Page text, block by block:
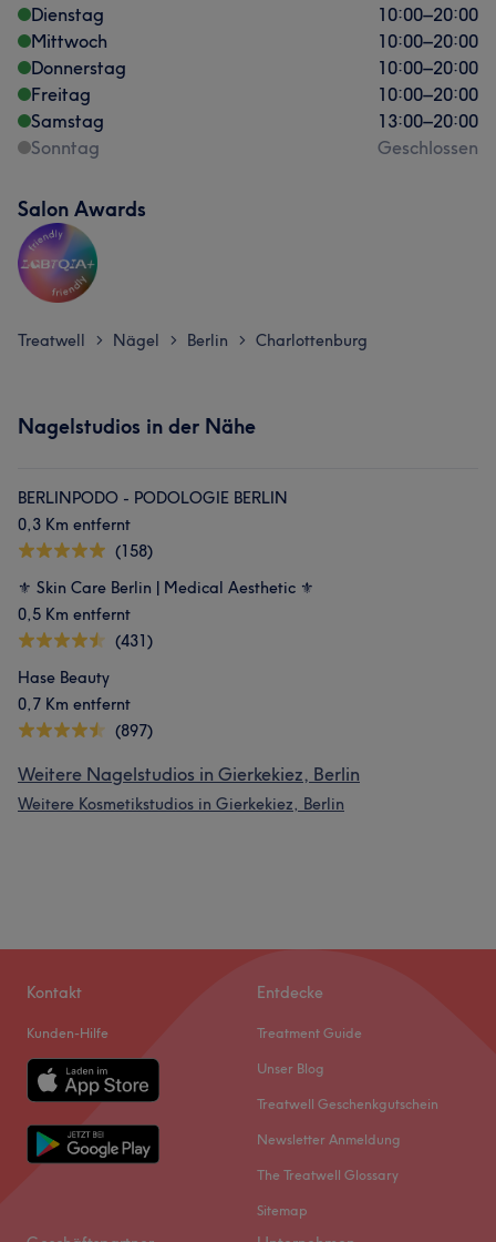
Dienstag
10:00–20:00
Mittwoch
10:00–20:00
Donnerstag
10:00–20:00
Freitag
10:00–20:00
Samstag
13:00–20:00
Sonntag
Geschlossen
Salon Awards
Treatwell > Nägel > Berlin > Charlottenburg
Nagelstudios in der Nähe
BERLINPODO - PODOLOGIE BERLIN
0,3 Km entfernt
(158)
⚜️ Skin Care Berlin | Medical Aesthetic ⚜️
0,5 Km entfernt
(431)
Hase Beauty
0,7 Km entfernt
(897)
Weitere Nagelstudios in Gierkekiez, Berlin
Weitere Kosmetikstudios in Gierkekiez, Berlin
Kontakt
Kunden-Hilfe
Entdecke
Treatment Guide
Unser Blog
Treatwell Geschenkgutschein
Newsletter Anmeldung
The Treatwell Glossary
Sitemap